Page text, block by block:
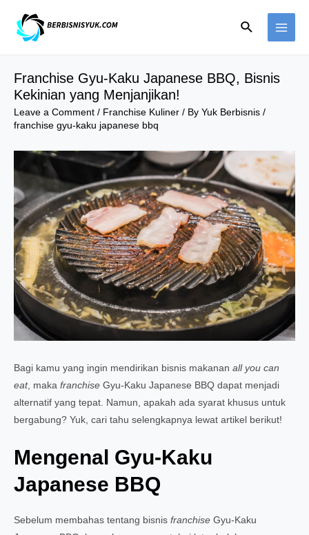
content
Search
Franchise Gyu-Kaku Japanese BBQ, Bisnis
Kekinian yang Menjanjikan!
Leave a Comment / Franchise Kuliner / By Yuk Berbisnis /
franchise gyu-kaku japanese bbq
Bagi kamu yang ingin mendirikan bisnis makanan all you can
eat, maka franchise Gyu-Kaku Japanese BBQ dapat menjadi
alternatif yang tepat. Namun, apakah ada syarat khusus untuk
bergabung? Yuk, cari tahu selengkapnya lewat artikel berikut!
Mengenal Gyu-Kaku
Japanese BBQ
Sebelum membahas tentang bisnis franchise Gyu-Kaku